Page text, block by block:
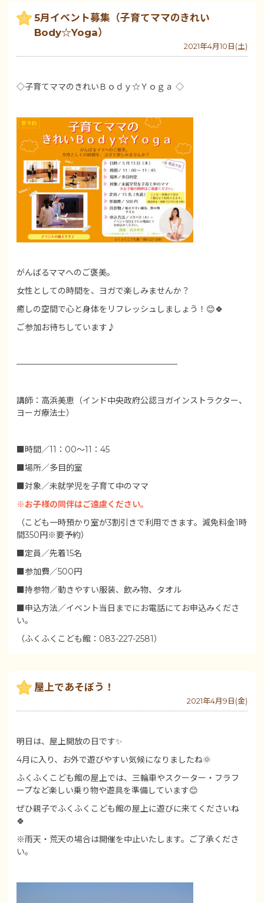
5月イベント募集（子育てママのきれい
Body☆Yoga）
2021年4月10日(土)
◇子育てママのきれいＢｏｄｙ☆Ｙｏｇａ ◇
がんばるママへのご褒美。
女性としての時間を、ヨガで楽しみませんか？
癒しの空間で心と身体をリフレッシュしましょう！😊🍀
ご参加お待ちしています♪
———————————————————–
講師：高浜美恵（インド中央政府公認ヨガインストラクター、
ヨーガ療法士）
■時間／11：00～11：45
■場所／多目的室
■対象／未就学児を子育て中のママ
※お子様の同伴はご遠慮ください。
（こども一時預かり室が3割引きで利用できます。減免料金1時
間350円※要予約）
■定員／先着15名
■参加費／500円
■持参物／動きやすい服装、飲み物、タオル
■申込方法／イベント当日までにお電話にてお申込みくださ
い。
（ふくふくこども館：083-227-2581）
屋上であそぼう！
2021年4月9日(金)
明日は、屋上開放の日です✨
4月に入り、お外で遊びやすい気候になりましたね🌞
ふくふくこども館の屋上では、三輪車やスクーター・フラフ
ープなど楽しい乗り物や遊具を準備しています😊
ぜひ親子でふくふくこども館の屋上に遊びに来てくださいね
🍀
※雨天・荒天の場合は開催を中止いたします。ご了承くださ
い。